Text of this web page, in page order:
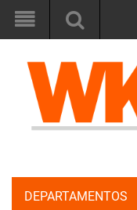
DEPARTAMENTOS